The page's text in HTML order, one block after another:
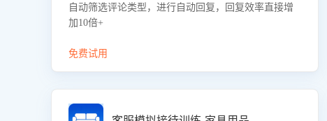
自动筛选评论类型，进行自动回复，回复效率直接增
加10倍+
免费试用